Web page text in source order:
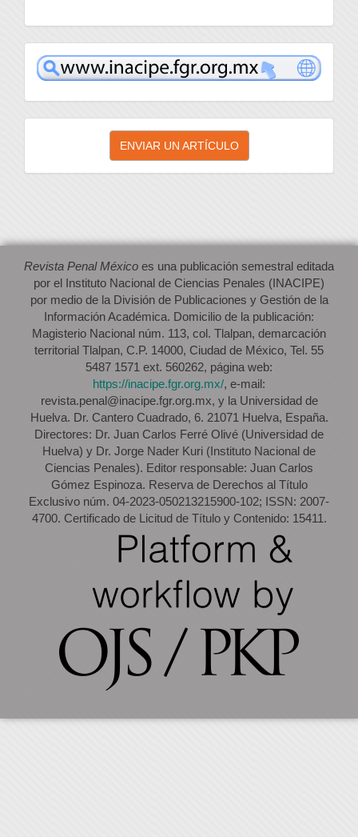
inacipe
Enviar
artículo
ENVIAR UN ARTÍCULO
Revista Penal México es una publicación semestral editada
por el Instituto Nacional de Ciencias Penales (INACIPE)
por medio de la División de Publicaciones y Gestión de la
Información Académica. Domicilio de la publicación:
Magisterio Nacional núm. 113, col. Tlalpan, demarcación
territorial Tlalpan, C.P. 14000, Ciudad de México, Tel. 55
5487 1571 ext. 560262, página web:
https://inacipe.fgr.org.mx/, e-mail:
revista.penal@inacipe.fgr.org.mx, y la Universidad de
Huelva. Dr. Cantero Cuadrado, 6. 21071 Huelva, España.
Directores: Dr. Juan Carlos Ferré Olivé (Universidad de
Huelva) y Dr. Jorge Nader Kuri (Instituto Nacional de
Ciencias Penales). Editor responsable: Juan Carlos
Gómez Espinoza. Reserva de Derechos al Título
Exclusivo núm. 04-2023-050213215900-102; ISSN: 2007-
4700. Certificado de Licitud de Título y Contenido: 15411.